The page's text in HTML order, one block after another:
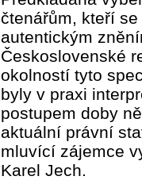
čtenářům, kteří
autentickým
Československé
okolností tyto
byly v praxi
postupem doby
aktuální právní
mluvící zájemce
Karel Jech.